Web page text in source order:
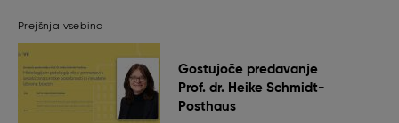
Prejšnja vsebina
Gostujoče predavanje
Prof. dr. Heike Schmidt-
Posthaus